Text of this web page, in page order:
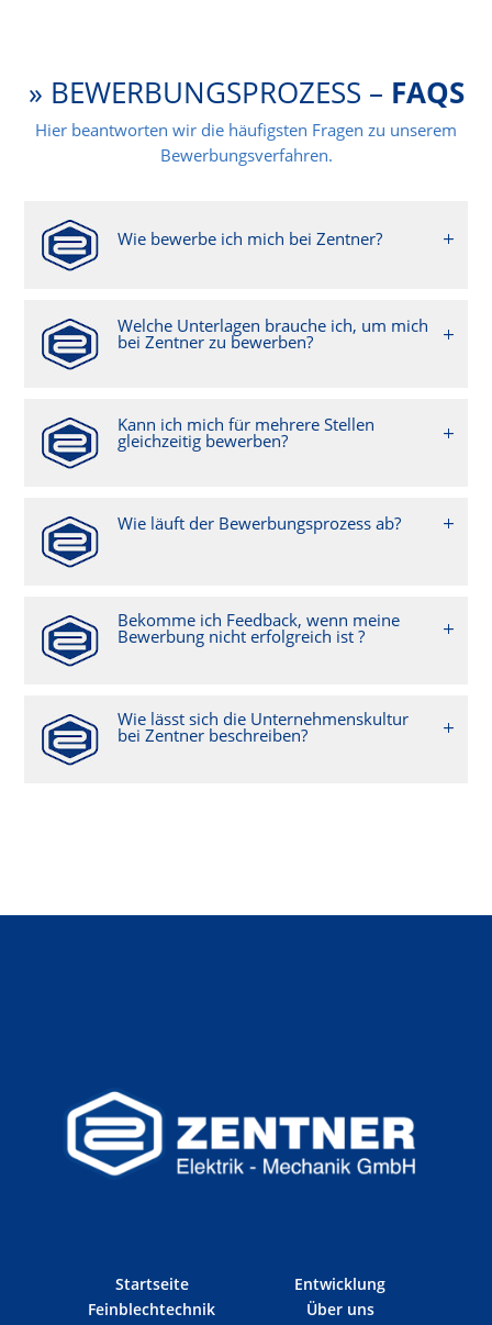
» BEWERBUNGSPROZESS – FAQS
Hier beantworten wir die häufigsten Fragen zu unserem
Bewerbungsverfahren.
Wie bewerbe ich mich bei Zentner?
Welche Unterlagen brauche ich, um mich
bei Zentner zu bewerben?
Kann ich mich für mehrere Stellen
gleichzeitig bewerben?
Wie läuft der Bewerbungsprozess ab?
Bekomme ich Feedback, wenn meine
Bewerbung nicht erfolgreich ist ?
Wie lässt sich die Unternehmenskultur
bei Zentner beschreiben?
Startseite
Feinblechtechnik
Entwicklung
Über uns